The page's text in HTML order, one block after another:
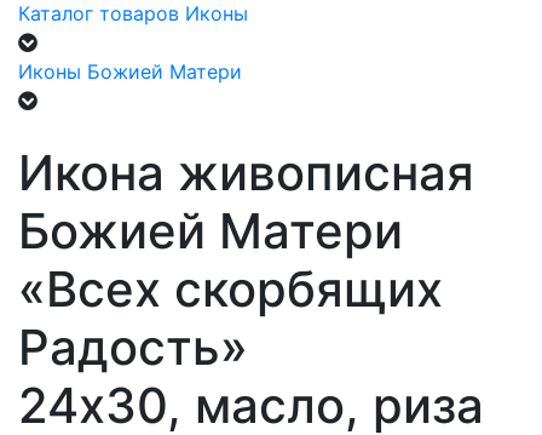
Каталог товаров Иконы
Иконы Божией Матери
Икона живописная
Божией Матери
«Всех скорбящих
Радость»
24х30, масло, риза